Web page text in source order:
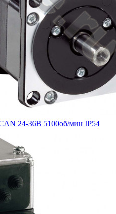
24-36В 5100об/мин IP54